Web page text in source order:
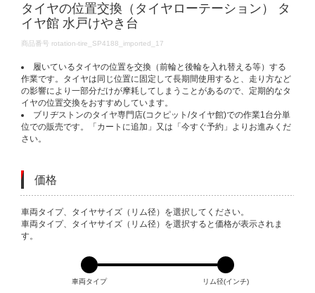
タイヤの位置交換（タイヤローテーション） タ
イヤ館 水戸けやき台
DETAILS
商品番号 rotation-tire_SP4188_imported_17
履いているタイヤの位置を交換（前輪と後輪を入れ替える等）する
作業です。タイヤは同じ位置に固定して長期間使用すると、走り方など
の影響により一部分だけが摩耗してしまうことがあるので、定期的なタ
イヤの位置交換をおすすめしています。
ブリヂストンのタイヤ専門店(コクピット/タイヤ館)での作業1台分単
位での販売です。「カートに追加」又は「今すぐ予約」よりお進みくだ
さい。
価格
VARIATIONS
車両タイプ、タイヤサイズ（リム径）を選択してください。
車両タイプ、タイヤサイズ（リム径）を選択すると価格が表示されま
す。
車両タイプ リム径(インチ)